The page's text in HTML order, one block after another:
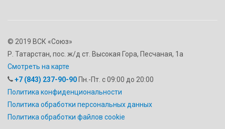
© 2019 ВСК «Союз»
Р. Татарстан, пос. ж/д ст. Высокая Гора, Песчаная, 1а
Смотреть на карте
+7 (843) 237-90-90 Пн.-Пт. с 09:00 до 20:00
Политика конфиденциональности
Политика обработки персональных данных
Политика обработки файлов cookie